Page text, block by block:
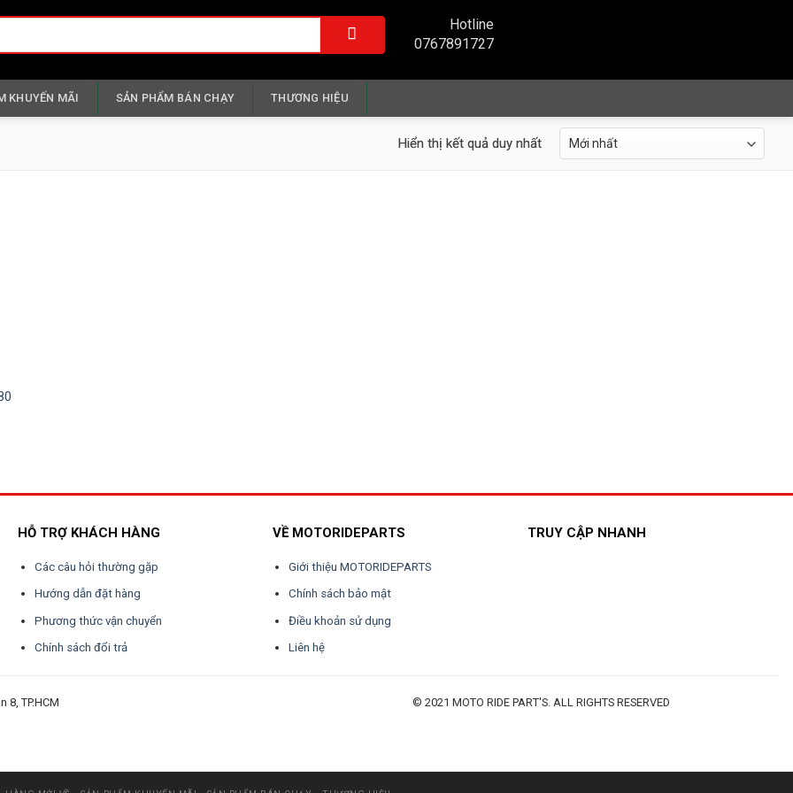
Hotline
0767891727
KHUYẾN MÃI SẢN PHẨM BÁN CHẠY THƯƠNG HIỆU
Hiển thị kết quả duy nhất
HỖ TRỢ KHÁCH HÀNG
Các câu hỏi thường gặp
Hướng dẫn đặt hàng
Phương thức vận chuyển
Chính sách đổi trả
VỀ MOTORIDEPARTS
Giới thiệu MOTORIDEPARTS
Chính sách bảo mật
Điều khoản sử dụng
Liên hệ
TRUY CẬP NHANH
8, TP.HCM © 2021 MOTO RIDE PART'S. ALL RIGHTS RESERVED